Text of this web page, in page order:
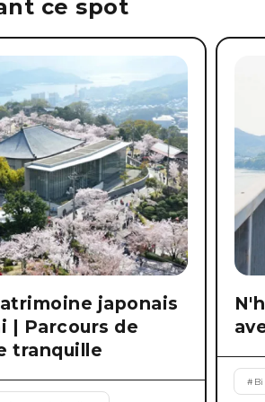
ce spot
japonais
| Parcours de
tranquille
#